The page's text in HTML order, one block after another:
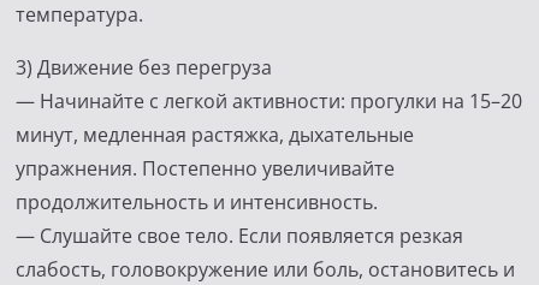
температура.
3) Движение без перегруза
— Начинайте с легкой активности: прогулки на 15–20
минут, медленная растяжка, дыхательные
упражнения. Постепенно увеличивайте
продолжительность и интенсивность.
— Слушайте свое тело. Если появляется резкая
слабость, головокружение или боль, остановитесь и